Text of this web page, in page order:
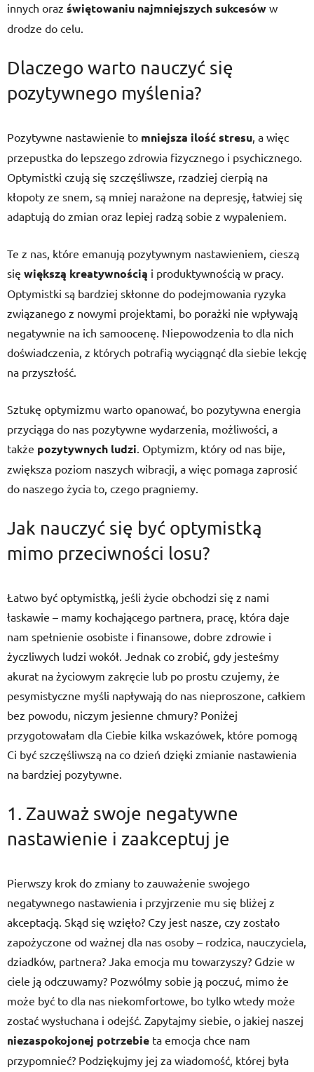
innych oraz świętowaniu najmniejszych sukcesów w
drodze do celu.
Dlaczego warto nauczyć się
pozytywnego myślenia?
Pozytywne nastawienie to mniejsza ilość stresu, a więc
przepustka do lepszego zdrowia fizycznego i psychicznego.
Optymistki czują się szczęśliwsze, rzadziej cierpią na
kłopoty ze snem, są mniej narażone na depresję, łatwiej się
adaptują do zmian oraz lepiej radzą sobie z wypaleniem.
Te z nas, które emanują pozytywnym nastawieniem, cieszą
się większą kreatywnością i produktywnością w pracy.
Optymistki są bardziej skłonne do podejmowania ryzyka
związanego z nowymi projektami, bo porażki nie wpływają
negatywnie na ich samoocenę. Niepowodzenia to dla nich
doświadczenia, z których potrafią wyciągnąć dla siebie lekcję
na przyszłość.
Sztukę optymizmu warto opanować, bo pozytywna energia
przyciąga do nas pozytywne wydarzenia, możliwości, a
także pozytywnych ludzi. Optymizm, który od nas bije,
zwiększa poziom naszych wibracji, a więc pomaga zaprosić
do naszego życia to, czego pragniemy.
Jak nauczyć się być optymistką
mimo przeciwności losu?
Łatwo być optymistką, jeśli życie obchodzi się z nami
łaskawie – mamy kochającego partnera, pracę, która daje
nam spełnienie osobiste i finansowe, dobre zdrowie i
życzliwych ludzi wokół. Jednak co zrobić, gdy jesteśmy
akurat na życiowym zakręcie lub po prostu czujemy, że
pesymistyczne myśli napływają do nas nieproszone, całkiem
bez powodu, niczym jesienne chmury? Poniżej
przygotowałam dla Ciebie kilka wskazówek, które pomogą
Ci być szczęśliwszą na co dzień dzięki zmianie nastawienia
na bardziej pozytywne.
1. Zauważ swoje negatywne
nastawienie i zaakceptuj je
Pierwszy krok do zmiany to zauważenie swojego
negatywnego nastawienia i przyjrzenie mu się bliżej z
akceptacją. Skąd się wzięło? Czy jest nasze, czy zostało
zapożyczone od ważnej dla nas osoby – rodzica, nauczyciela,
dziadków, partnera? Jaka emocja mu towarzyszy? Gdzie w
ciele ją odczuwamy? Pozwólmy sobie ją poczuć, mimo że
może być to dla nas niekomfortowe, bo tylko wtedy może
zostać wysłuchana i odejść. Zapytajmy siebie, o jakiej naszej
niezaspokojonej potrzebie ta emocja chce nam
przypomnieć? Podziękujmy jej za wiadomość, której była